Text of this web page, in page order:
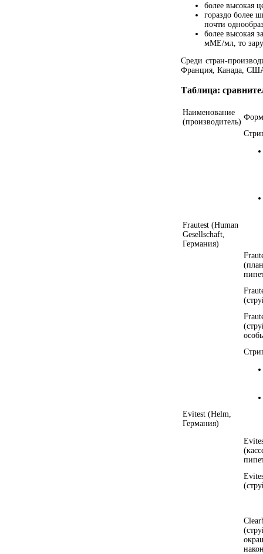
более высокая
гораздо более
почти
более высокая
мМЕ/мл, то
Среди стран-
Франция, Канада,
Таблица:
Наименование
(производитель)
Frautest (Human
Gesellschaft,
Германия)
Evitest (Helm,
Германия)